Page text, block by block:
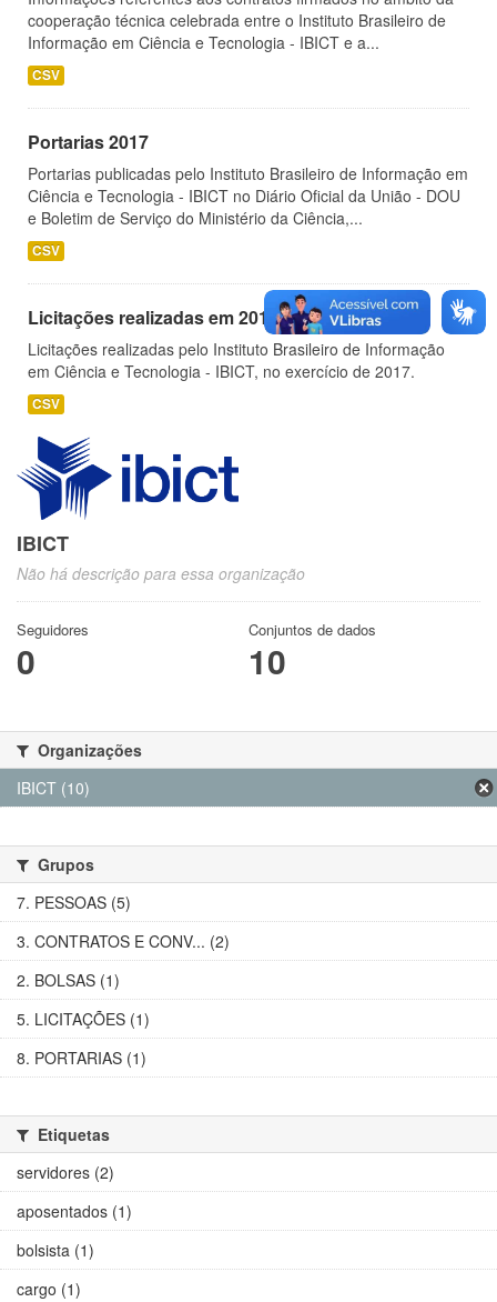
cooperação técnica celebrada entre o Instituto Brasileiro de
Informação em Ciência e Tecnologia - IBICT e a...
CSV
Portarias 2017
Portarias publicadas pelo Instituto Brasileiro de Informação em
Ciência e Tecnologia - IBICT no Diário Oficial da União - DOU
e Boletim de Serviço do Ministério da Ciência,...
CSV
Licitações realizadas em 2017
Licitações realizadas pelo Instituto Brasileiro de Informação
em Ciência e Tecnologia - IBICT, no exercício de 2017.
CSV
IBICT
Não há descrição para essa organização
Seguidores
0
Conjuntos de dados
10
Organizações
IBICT (10)
Grupos
7. PESSOAS (5)
3. CONTRATOS E CONV... (2)
2. BOLSAS (1)
5. LICITAÇÕES (1)
8. PORTARIAS (1)
Etiquetas
servidores (2)
aposentados (1)
bolsista (1)
cargo (1)